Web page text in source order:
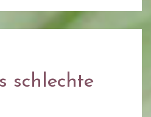
schlechte